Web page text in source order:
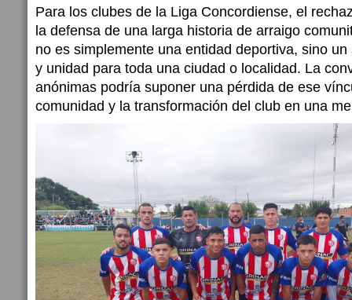
Para los clubes de la Liga Concordiense, el
la defensa de una larga historia de arraigo
no es simplemente una entidad deportiva, sino
y unidad para toda una ciudad o localidad. La
anónimas podría suponer una pérdida de ese
comunidad y la transformación del club en una